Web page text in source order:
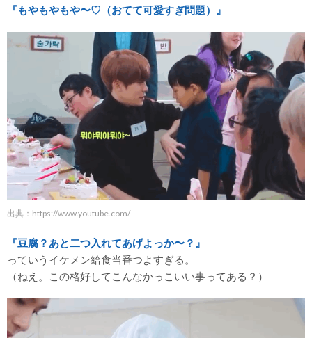
『もやもやもや〜♡（おてて可愛すぎ問題）』
出典：https://www.youtube.com/
『豆腐？あと二つ入れてあげよっか〜？』
っていうイケメン給食当番つよすぎる。
（ねえ。この格好してこんなかっこいい事ってある？）